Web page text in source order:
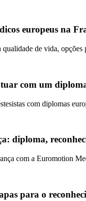
europeus na
de vida,
com um
com diplomas
diploma,
com a Euromotion
para o